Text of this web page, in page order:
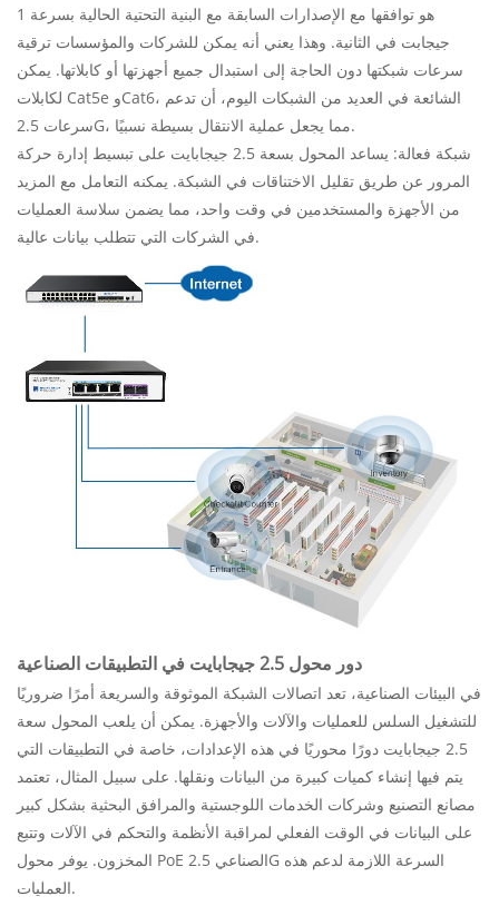
هو توافقها مع الإصدارات السابقة مع البنية التحتية الحالية بسرعة 1
جيجابت في الثانية. وهذا يعني أنه يمكن للشركات والمؤسسات ترقية
سرعات شبكتها دون الحاجة إلى استبدال جميع أجهزتها أو كابلاتها. يمكن
لكابلات Cat5e وCat6، الشائعة في العديد من الشبكات اليوم، أن تدعم
سرعات 2.5G، مما يجعل عملية الانتقال بسيطة نسبيًا.
شبكة فعالة: يساعد المحول بسعة 2.5 جيجابايت على تبسيط إدارة حركة
المرور عن طريق تقليل الاختناقات في الشبكة. يمكنه التعامل مع المزيد
من الأجهزة والمستخدمين في وقت واحد، مما يضمن سلاسة العمليات
في الشركات التي تتطلب بيانات عالية.
دور محول 2.5 جيجابايت في التطبيقات الصناعية
في البيئات الصناعية، تعد اتصالات الشبكة الموثوقة والسريعة أمرًا ضروريًا
للتشغيل السلس للعمليات والآلات والأجهزة. يمكن أن يلعب المحول سعة
2.5 جيجابايت دورًا محوريًا في هذه الإعدادات، خاصة في التطبيقات التي
يتم فيها إنشاء كميات كبيرة من البيانات ونقلها. على سبيل المثال، تعتمد
مصانع التصنيع وشركات الخدمات اللوجستية والمرافق البحثية بشكل كبير
على البيانات في الوقت الفعلي لمراقبة الأنظمة والتحكم في الآلات وتتبع
المخزون. يوفر محول PoE الصناعي 2.5G السرعة اللازمة لدعم هذه
العمليات.